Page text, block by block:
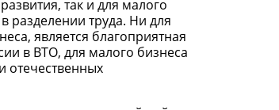
так и для малого
разделении труда. Ни для
является благоприятная
в ВТО, для малого бизнеса
отечественных